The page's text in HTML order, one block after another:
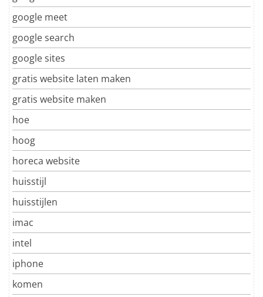
google meet
google search
google sites
gratis website laten maken
gratis website maken
hoe
hoog
horeca website
huisstijl
huisstijlen
imac
intel
iphone
komen